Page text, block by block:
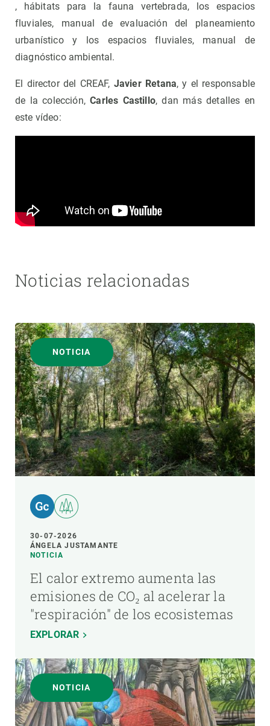
, hábitats para la fauna vertebrada, los espacios
fluviales, manual de evaluación del planeamiento
urbanístico y los espacios fluviales, manual de
diagnóstico ambiental.
El director del CREAF, Javier Retana, y el responsable
de la colección,Carles Castillo, dan más detalles en
este vídeo:
Noticias relacionadas
NOTICIA
30-07-2026
ÁNGELA JUSTAMANTE
NOTICIA
El calor extremo aumenta las
emisiones de CO₂ al acelerar la
"respiración" de los ecosistemas
EXPLORAR
NOTICIA